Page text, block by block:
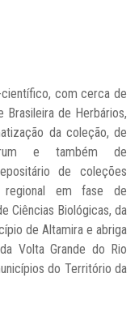
com cerca de
Brasileira de Herbários,
da coleção, de
e também de
de coleções
em fase de
Ciências Biológicas, da
de Altamira e abriga
Volta Grande do Rio
do Território da